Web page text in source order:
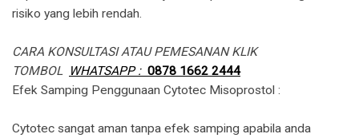
risiko yang lebih rendah.
CARA KONSULTASI ATAU PEMESANAN KLIK
TOMBOL
WHATSAPP : 0878 1662 2444
​Efek Samping Penggunaan Cytotec Misoprostol :
Cytotec sangat aman tanpa efek samping apabila anda